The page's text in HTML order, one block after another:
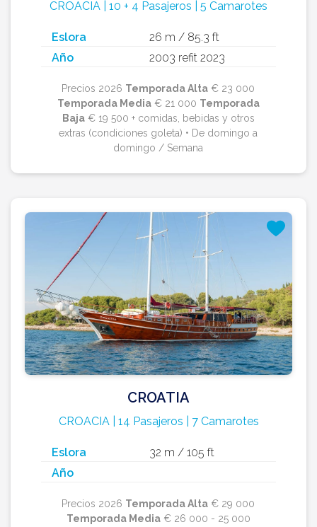
CROACIA | 10 + 4 Pasajeros | 5 Camarotes
Eslora
26 m / 85.3 ft
Año
2003 refit 2023
Precios 2026 Temporada Alta € 23 000
Temporada Media€ 21 000 Temporada
Baja€ 19 500 + comidas, bebidas y otros
extras (condiciones goleta) • De domingo a
domingo / Semana
CROATIA
CROACIA | 14 Pasajeros | 7 Camarotes
Eslora
32 m / 105 ft
Año
Precios 2026 Temporada Alta € 29 000
Temporada Media€ 26 000 - 25 000